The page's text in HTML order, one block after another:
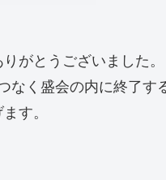
がとうございました。
く盛会の内に終了す
す。